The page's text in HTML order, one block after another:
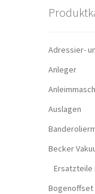
Adressier-
Anleger
Auslagen
Becker
Ersatzteile
Bogenoffset